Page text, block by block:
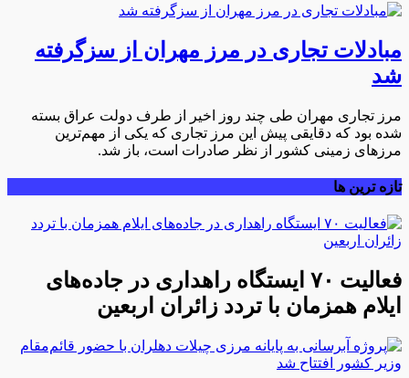
مبادلات تجاری در مرز مهران از سزگرفته
شد
مرز تجاری مهران طی چند روز اخیر از طرف دولت عراق بسته
شده بود که دقایقی پیش این مرز تجاری که یکی از مهم‌ترین
مرزهای زمینی کشور از نظر صادرات است، باز شد.
تازه ترین ها
فعالیت ۷۰ ایستگاه راهداری در جاده‌های
ایلام همزمان با تردد زائران اربعین